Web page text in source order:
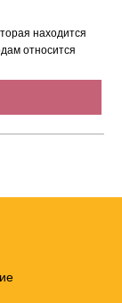
находится
относится